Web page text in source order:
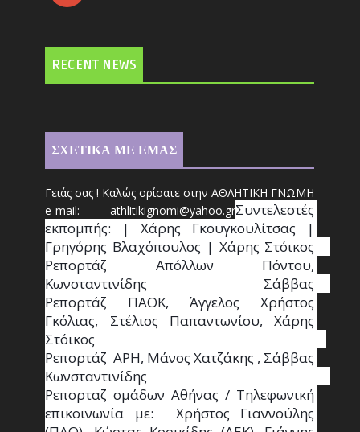
RECENT NEWS
ΣΧΕΤΙΚΑ ΜΕ ΕΜΑΣ
Γειάς σας ! Καλώς ορίσατε στην ΑΘΛΗΤΙΚΗ ΓΝΩΜΗ
e-mail: athlitikignomi@yahoo.grΣυντελεστές
εκπομπής: | Χάρης Γκουγκουλίτσας |
Γρηγόρης Βλαχόπουλος | Χάρης Στόικος
Ρεπορτάζ Απόλλων Πόντου,
Κωνσταντινίδης   Σάββας
Ρεπορτάζ ΠΑΟΚ, Άγγελος Χρήστος
Γκόλιας, Στέλιος Παπαντωνίου, Χάρης
Στόικος
Ρεπορτάζ  ΑΡΗ, Μάνος Χατζάκης , Σάββας
Κωνσταντινίδης
Ρεπορταζ ομάδων Αθήνας / Τηλεφωνική
επικοινωνία με:  Χρήστος Γιαννούλης